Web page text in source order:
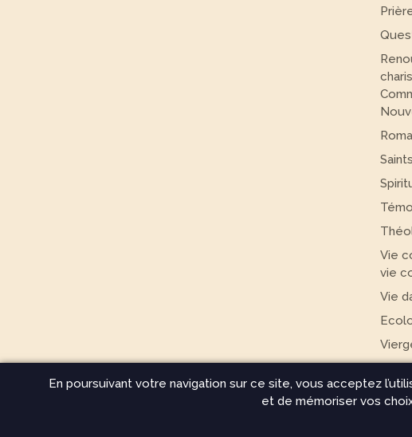
Vie
vie
Vie
En poursuivant votre navigation sur ce site, vous acceptez
et de mémoriser vos